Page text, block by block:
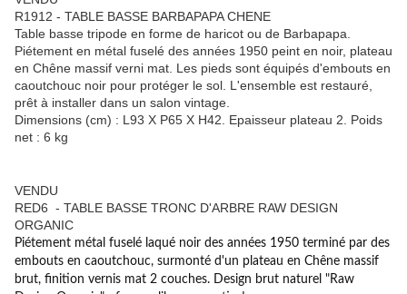
R1912 - TABLE BASSE BARBAPAPA CHENE
Table basse tripode en forme de haricot ou de Barbapapa.
Piétement en métal fuselé des années 1950 peint en noir, plateau
en Chêne massif verni mat. Les pieds sont équipés d'embouts en
caoutchouc noir pour protéger le sol. L'ensemble est restauré,
prêt à installer dans un salon vintage.
Dimensions (cm) : L93 X P65 X H42. Epaisseur plateau 2. Poids
net : 6 kg
VENDU
RED6 - TABLE BASSE TRONC D'ARBRE RAW DESIGN
ORGANIC
Piétement métal fuselé laqué noir des années 1950 terminé par des
embouts en caoutchouc, surmonté d'un plateau en Chêne massif
brut, finition vernis mat 2 couches. Design brut naturel "Raw